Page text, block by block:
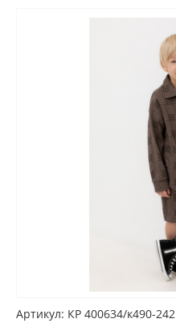
Артикул: КР 400634/к490-242